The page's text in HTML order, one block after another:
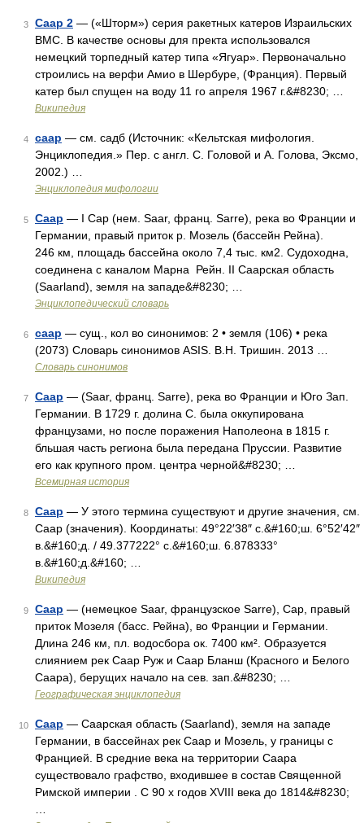
3 Саар 2 — («Шторм») серия ракетных катеров Израильских
ВМС. В качестве основы для пректа использовался
немецкий торпедный катер типа «Ягуар». Первоначально
строились на верфи Амио в Шербуре, (Франция). Первый
катер был спущен на воду 11 го апреля 1967 г.&#8230; …
Википедия
4 саар — см. садб (Источник: «Кельтская мифология.
Энциклопедия.» Пер. с англ. С. Головой и А. Голова, Эксмо,
2002.) …
Энциклопедия мифологии
5 Саар — I Сар (нем. Saar, франц. Sarre), река во Франции и
Германии, правый приток р. Мозель (бассейн Рейна).
246 км, площадь бассейна около 7,4 тыс. км2. Судоходна,
соединена с каналом Марна Рейн. II Саарская область
(Saarland), земля на западе&#8230; …
Энциклопедический словарь
6 саар — сущ., кол во синонимов: 2 • земля (106) • река
(2073) Словарь синонимов ASIS. В.Н. Тришин. 2013 …
Словарь синонимов
7 Саар — (Saar, франц. Sarre), река во Франции и Юго Зап.
Германии. В 1729 г. долина С. была оккупирована
французами, но после поражения Наполеона в 1815 г.
бльшая часть региона была передана Пруссии. Развитие
его как крупного пром. центра черной&#8230; …
Всемирная история
8 Саар — У этого термина существуют и другие значения, см.
Саар (значения). Координаты: 49°22′38″ с.&#160;ш. 6°52′42″
в.&#160;д. / 49.377222° с.&#160;ш. 6.878333°
в.&#160;д.&#160; …
Википедия
9 Саар — (немецкое Saar, французское Sarre), Cap, правый
приток Мозеля (басс. Рейна), во Франции и Германии.
Длина 246 км, пл. водосбора ок. 7400 км². Образуется
слиянием рек Саар Руж и Саар Бланш (Красного и Белого
Саара), берущих начало на сев. зап.&#8230; …
Географическая энциклопедия
10 Саар — Саарская область (Saarland), земля на западе
Германии, в бассейнах рек Саар и Мозель, у границы с
Францией. В средние века на территории Саара
существовало графство, входившее в состав Священной
Римской империи . С 90 х годов XVIII века до 1814&#8230;